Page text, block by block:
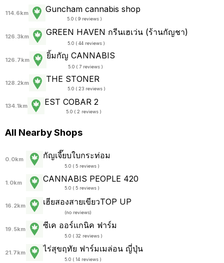
114.6km Guncham cannabis shop
5.0 ( 9 reviews )
126.3km GREEN HAVEN กรีนเฮเว่น (ร้านกัญชา)
5.0 ( 44 reviews )
126.7km ยิ้มกัญ CANNABIS
5.0 ( 7 reviews )
128.2km THE STONER
5.0 ( 23 reviews )
134.1km EST COBAR 2
5.0 ( 2 reviews )
All Nearby Shops
0.0km กัญเจี๊ยบใบกระท่อม
5.0 ( 5 reviews )
1.0km CANNABIS PEOPLE 420
5.0 ( 5 reviews )
16.2km เฮียสองสายเขียวTOP UP
(no reviews)
19.5km ซีเค ออร์แกนิค ฟาร์ม
5.0 ( 32 reviews )
21.7km ไร่สุขฤทัย ฟาร์มเมล่อน ญี่ปุ่น
5.0 ( 14 reviews )